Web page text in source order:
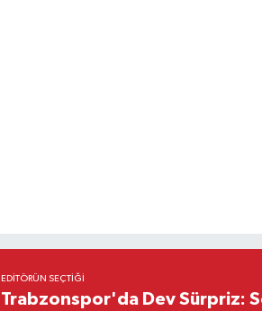
EDITÖRÜN SEÇTIĞI
Trabzonspor'da Dev Sürpriz: